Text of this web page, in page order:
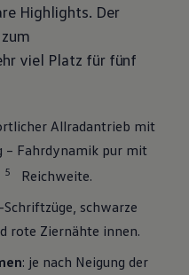
Highlights. Der
viel Platz für fünf
Allradantrieb mit
– Fahrdynamik pur mit
5
Reichweite.
Schriftzüge, schwarze
rote Ziernähte innen.
: je nach Neigung der